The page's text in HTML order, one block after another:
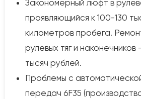
Закономерный люфт в
проявляющийся к 100-130
километров пробега.
рулевых тяг и наконечников
тысяч рублей.
Проблемы с
передач 6F35